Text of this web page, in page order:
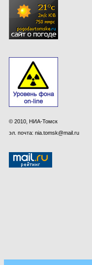
© 2010, НИА-Томск
эл. почта: nia.tomsk@mail.ru